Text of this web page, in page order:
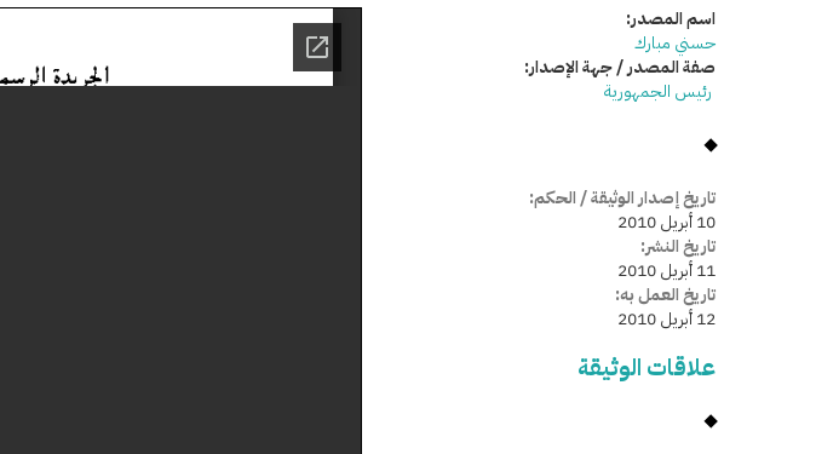
اسم المصدر:
حسني مبارك
صفة المصدر / جهة الإصدار:
رئيس الجمهورية
تاريخ إصدار الوثيقة / الحكم:
10 أبريل 2010
تاريخ النشر:
11 أبريل 2010
تاريخ العمل به:
12 أبريل 2010
علاقات الوثيقة